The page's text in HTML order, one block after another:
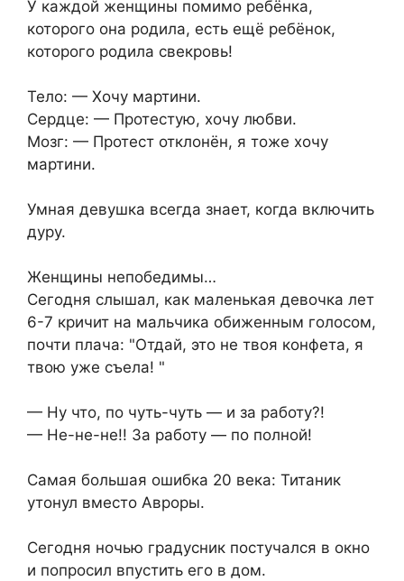
У каждой женщины помимо ребёнка,
которого она родила, есть ещё ребёнок,
которого родила свекровь!
Тело: — Хочу мартини.
Сердце: — Протестую, хочу любви.
Мозг: — Протест отклонён, я тоже хочу
мартини.
Умная девушка всегда знает, когда включить
дуру.
Женщины непобедимы…
Сегодня слышал, как маленькая девочка лет
6-7 кричит на мальчика обиженным голосом,
почти плача: "Отдай, это не твоя конфета, я
твою уже съела! "
— Ну что, по чуть-чуть — и за работу?!
— Не-не-не!! За работу — по полной!
Самая большая ошибка 20 века: Титаник
утонул вместо Авроры.
Сегодня ночью градусник постучался в окно
и попросил впустить его в дом.